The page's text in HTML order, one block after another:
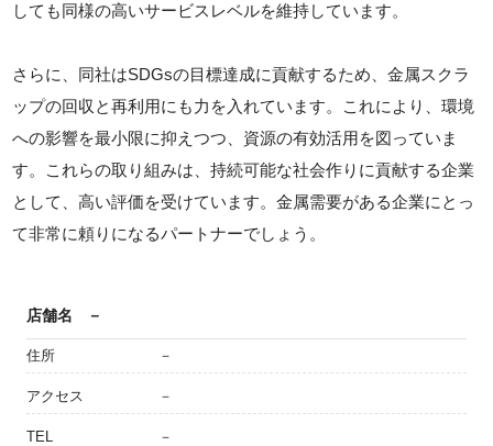
しても同様の高いサービスレベルを維持しています。
さらに、同社はSDGsの目標達成に貢献するため、金属スクラ
ップの回収と再利用にも力を入れています。これにより、環境
への影響を最小限に抑えつつ、資源の有効活用を図っていま
す。これらの取り組みは、持続可能な社会作りに貢献する企業
として、高い評価を受けています。金属需要がある企業にとっ
て非常に頼りになるパートナーでしょう。
店舗名 －
住所 －
アクセス －
TEL －